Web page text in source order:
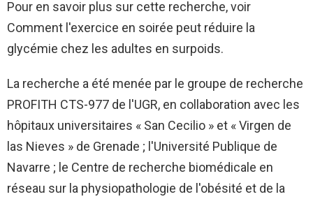
Pour en savoir plus sur cette recherche, voir
Comment l'exercice en soirée peut réduire la
glycémie chez les adultes en surpoids.
La recherche a été menée par le groupe de recherche
PROFITH CTS-977 de l'UGR, en collaboration avec les
hôpitaux universitaires « San Cecilio » et « Virgen de
las Nieves » de Grenade ; l'Université Publique de
Navarre ; le Centre de recherche biomédicale en
réseau sur la physiopathologie de l'obésité et de la